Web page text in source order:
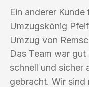
Ein anderer
Umzugskönig
Umzug von
Das Team war
schnell und sicher
gebracht. Wir sind